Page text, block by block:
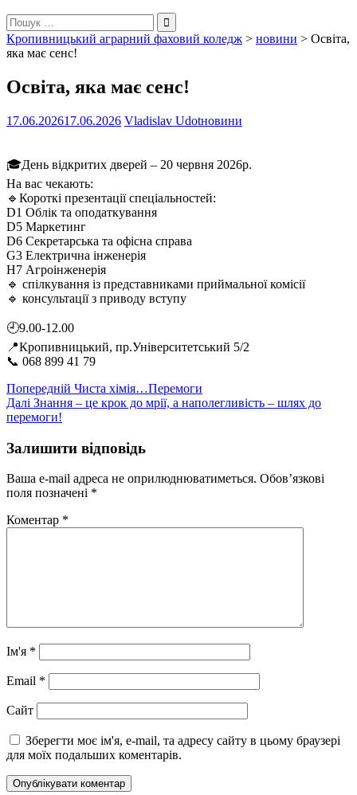
Пошук:
Кропивницький аграрний фаховий коледж > новини > Освіта,
яка має сенс!
Освіта, яка має сенс!
17.06.202617.06.2026 Vladislav Udotновини
🎓День відкритих дверей – 20 червня 2026р.
На вас чекають:
🔹Короткі презентації спеціальностей:
D1 Облік та оподаткування
D5 Маркетинг
D6 Секретарська та офісна справа
G3 Електрична інженерія
H7 Агроінженерія
🔹 спілкування із представниками приймальної комісії
🔹 консультації з приводу вступу
🕘9.00-12.00
📍Кропивницький, пр.Університетський 5/2
📞 068 899 41 79
Навігація
записів
Попередній Попередній
запис:
Чиста хімія…Перемоги
Далі Наступний
запис:
Знання – це крок до мрії, а наполегливість – шлях до
перемоги!
Залишити відповідь
Ваша e-mail адреса не оприлюднюватиметься. Обов’язкові
поля позначені *
Коментар *
Ім'я *
Email *
Сайт
Зберегти моє ім'я, e-mail, та адресу сайту в цьому браузері
для моїх подальших коментарів.